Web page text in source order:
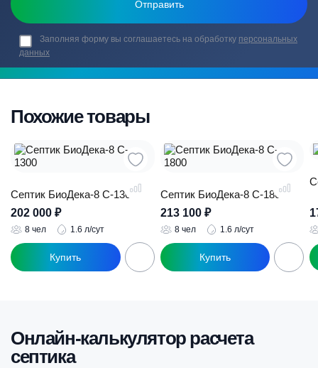
Заполняя форму вы соглашаетесь на обработку персональных
данных
Похожие товары
Септик БиоДека-8 C-1300
202 000 ₽
8 чел 1.6 л/сут
Септик БиоДека-8 C-1800
213 100 ₽
8 чел 1.6 л/сут
Онлайн-калькулятор расчета
септика